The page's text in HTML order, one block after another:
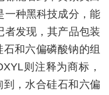
一种黑科技成分，能
者发现，其产品包装
石和六偏磷酸钠的组
则注释为商标，
到，水合硅石和六偏